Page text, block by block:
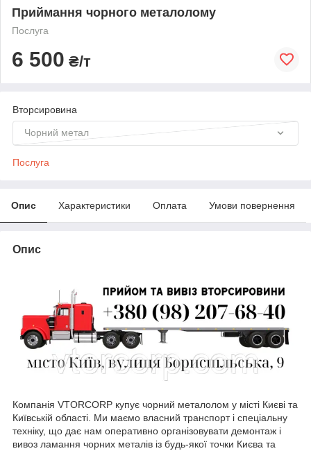
Приймання чорного металолому
Послуга
6 500 ₴/т
Вторсировина
Чорний метал
Послуга
Опис Характеристики Оплата Умови повернення
Опис
Компанія VTORCORP купує чорний металолом у місті Києві та
Київській області. Ми маємо власний транспорт і спеціальну
техніку, що дає нам оперативно організовувати демонтаж і
вивоз ламання чорних металів із будь-якої точки Києва та